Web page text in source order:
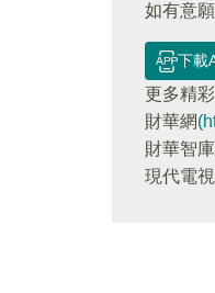
如有意
下載
更多精
財華網
財華智
現代電